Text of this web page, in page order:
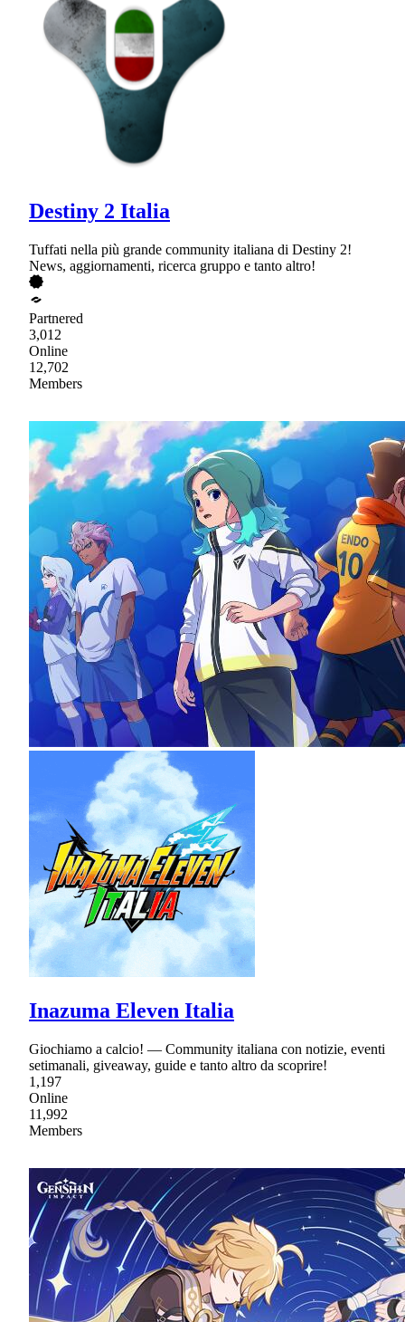
Destiny 2 Italia
Tuffati nella più grande community italiana di Destiny 2!
News, aggiornamenti, ricerca gruppo e tanto altro!
Partnered
3,012
Online
12,702
Members
Inazuma Eleven Italia
Giochiamo a calcio! — Community italiana con notizie, eventi
setimanali, giveaway, guide e tanto altro da scoprire!
1,197
Online
11,992
Members